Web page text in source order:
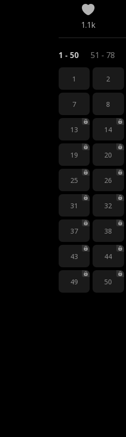
1.1k
1 - 50 51 - 78
1 2
7 8
13 14
19 20
25 26
31 32
37 38
43 44
49 50